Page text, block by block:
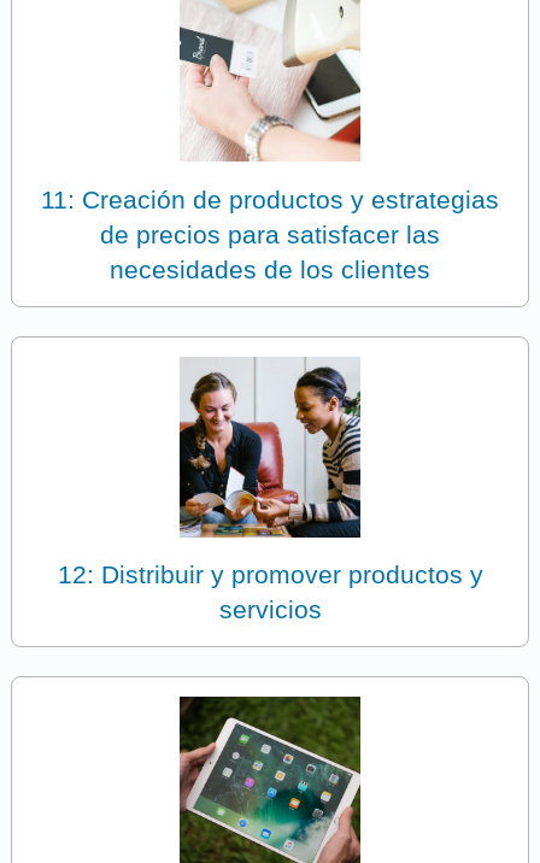
11: Creación de productos y estrategias
de precios para satisfacer las
necesidades de los clientes
12: Distribuir y promover productos y
servicios